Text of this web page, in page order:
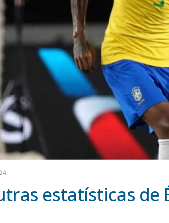
estatísticas de